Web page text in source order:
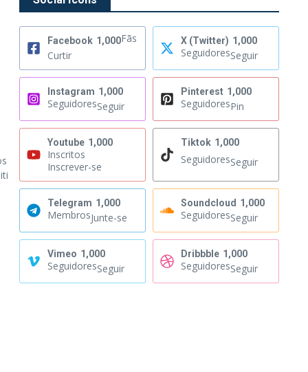
Facebook 1,000Fãs
Curtir
X (Twitter) 1,000
SeguidoresSeguir
Instagram 1,000
SeguidoresSeguir
Pinterest 1,000
SeguidoresPin
Youtube 1,000
Inscritos
Inscrever-se
Tiktok 1,000
SeguidoresSeguir
Telegram 1,000
MembrosJunte-se
Soundcloud 1,000
SeguidoresSeguir
Vimeo 1,000
SeguidoresSeguir
Dribbble 1,000
SeguidoresSeguir